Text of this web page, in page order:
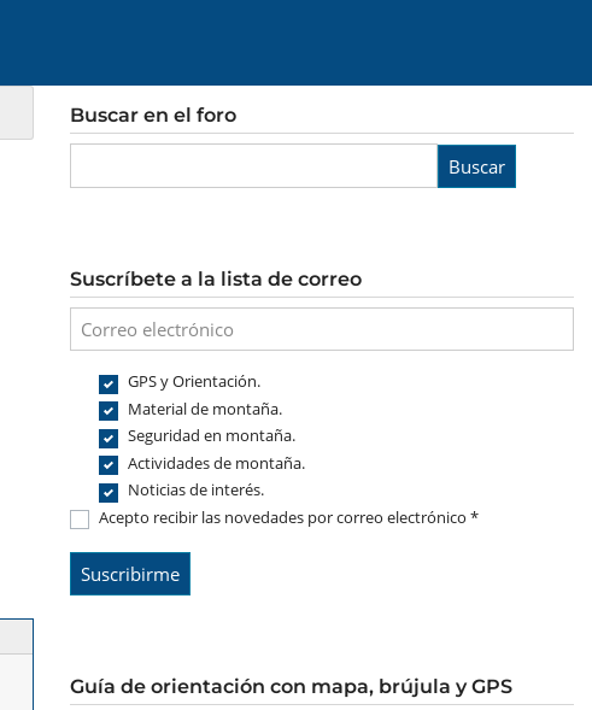
Buscar en el foro
Buscar
Suscríbete a la lista de correo
GPS y Orientación.
Material de montaña.
Seguridad en montaña.
Actividades de montaña.
Noticias de interés.
Acepto recibir las novedades por correo electrónico *
Guía de orientación con mapa, brújula y GPS